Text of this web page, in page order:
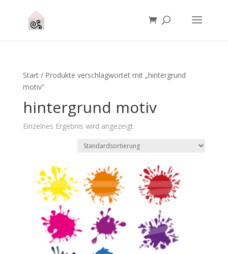
Start/ Produkte verschlagwortet mit „hintergrund
motiv“
hintergrund motiv
Einzelnes Ergebnis wird angezeigt